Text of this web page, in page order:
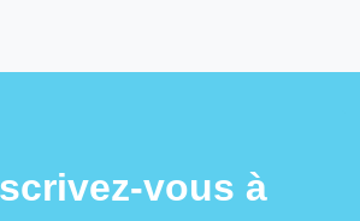
vous à